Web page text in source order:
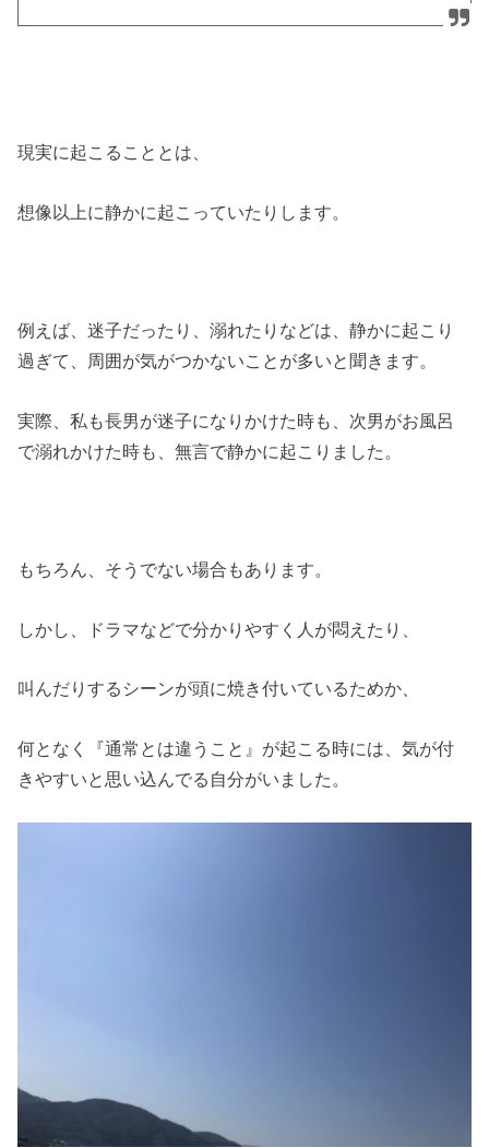
現実に起こることとは、
想像以上に静かに起こっていたりします。
例えば、迷子だったり、溺れたりなどは、静かに起こり
過ぎて、周囲が気がつかないことが多いと聞きます。
実際、私も長男が迷子になりかけた時も、次男がお風呂
で溺れかけた時も、無言で静かに起こりました。
もちろん、そうでない場合もあります。
しかし、ドラマなどで分かりやすく人が悶えたり、
叫んだりするシーンが頭に焼き付いているためか、
何となく『通常とは違うこと』が起こる時には、気が付
きやすいと思い込んでる自分がいました。